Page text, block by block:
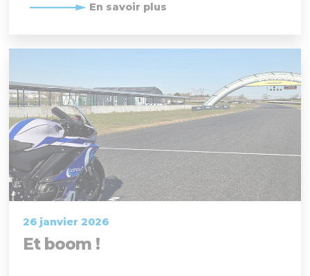
En savoir plus
26 janvier 2026
Et boom !